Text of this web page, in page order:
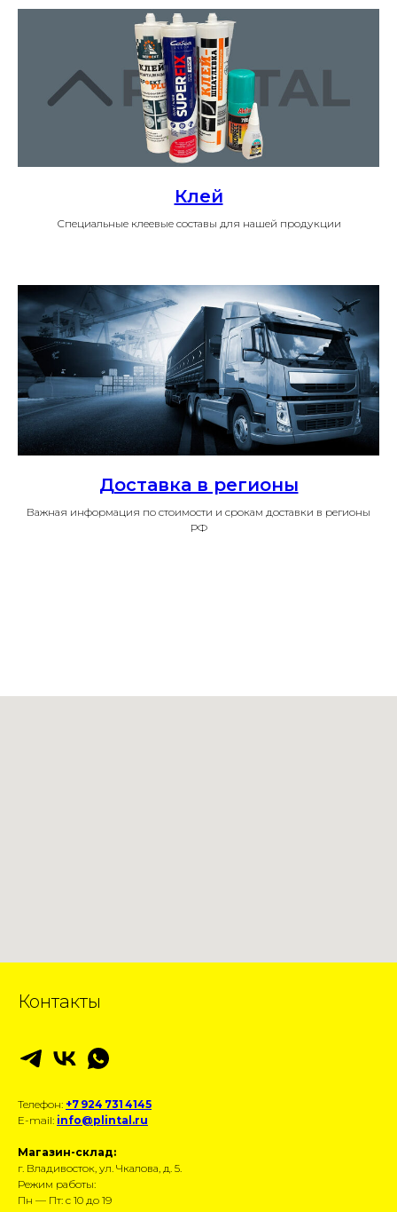
Клей
Специальные клеевые составы для нашей продукции
Доставка в регионы
Важная информация по стоимости и срокам доставки в регионы
РФ
Контакты
Телефон: +7 924 731 4145
E-mail: info@plintal.ru
Магазин-склад:
г. Владивосток, ул. Чкалова, д. 5.
Режим работы:
Пн — Пт: с 10 до 19